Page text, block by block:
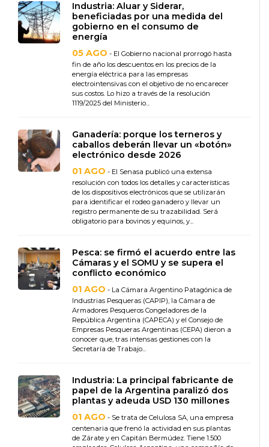
Industria: Aluar y Siderar,
beneficiadas por una medida del
gobierno en el consumo de
energía
05 AGO - El Gobierno nacional prorrogó hasta
fin de año los descuentos en los precios de la
energía eléctrica para las empresas
electrointensivas con el objetivo de no encarecer
sus costos. Lo hizo a través de la resolución
1119/2025 del Ministerio...
Ganadería: porque los terneros y
caballos deberán llevar un «botón»
electrónico desde 2026
01 AGO - El Senasa publicó una extensa
resolución con todos los detalles y características
de los dispositivos electrónicos que se utilizarán
para identificar el rodeo ganadero y llevar un
registro permanente de su trazabilidad. Será
obligatorio para bovinos y equinos, y...
Pesca: se firmó el acuerdo entre las
Cámaras y el SOMU y se supera el
conflicto económico
01 AGO - La Cámara Argentino Patagónica de
Industrias Pesqueras (CAPIP), la Cámara de
Armadores Pesqueros Congeladores de la
República Argentina (CAPECA) y el Consejo de
Empresas Pesqueras Argentinas (CEPA) dieron a
conocer que, tras intensas gestiones con la
Secretaría de Trabajo...
Industria: La principal fabricante de
papel de la Argentina paralizó dos
plantas y adeuda USD 130 millones
01 AGO - Se trata de Celulosa SA, una empresa
centenaria que frenó la actividad en sus plantas
de Zárate y en Capitán Bermúdez. Tiene 1.500